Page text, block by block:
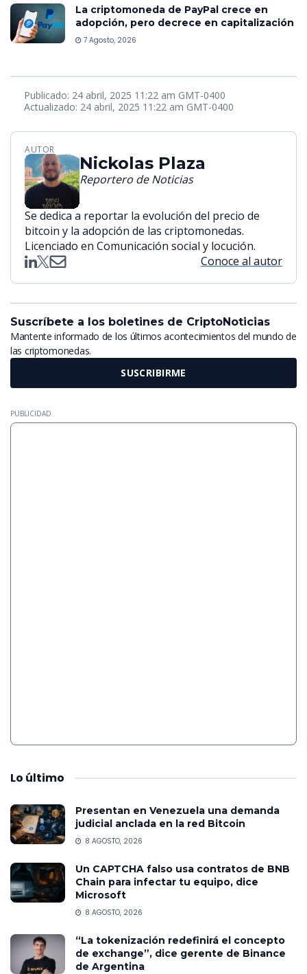
La criptomoneda de PayPal crece en
adopción, pero decrece en capitalización
7 Agosto, 2026
Publicado: 24 abril, 2025 11:22 am GMT-0400
Actualizado: 24 abril, 2025 11:22 am GMT-0400
AUTOR
Nickolas Plaza
Reportero de Noticias
Se dedica a reportar la evolución del precio de
bitcoin y la adopción de las criptomonedas.
Licenciado en Comunicación social y locución.
Conoce al autor
Suscríbete a los boletines de CriptoNoticias
Mantente informado de los últimos acontecimientos del mundo de
las criptomonedas.
SUSCRIBIRME
PUBLICIDAD
Lo último
Presentan en Venezuela una demanda
judicial anclada en la red Bitcoin
8 AGOSTO, 2026
Un CAPTCHA falso usa contratos de BNB
Chain para infectar tu equipo, dice
Microsoft
8 AGOSTO, 2026
“La tokenización redefinirá el concepto
de exchange”, dice gerente de Binance
de Argentina